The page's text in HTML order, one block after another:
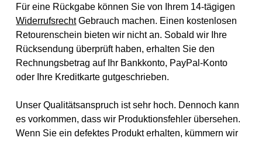
Für eine Rückgabe können Sie von Ihrem 14-tägigen
WiderrufsrechtGebrauch machen. Einen kostenlosen
Retourenschein bieten wir nicht an. Sobald wir Ihre
Rücksendung überprüft haben, erhalten Sie den
Rechnungsbetrag auf Ihr Bankkonto, PayPal-Konto
oder Ihre Kreditkarte gutgeschrieben.
Unser Qualitätsanspruch ist sehr hoch. Dennoch kann
es vorkommen, dass wir Produktionsfehler übersehen.
Wenn Sie ein defektes Produkt erhalten, kümmern wir